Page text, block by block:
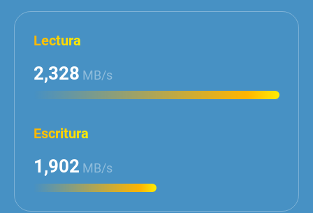
Lectura
2,328 MB/s
Escritura
1,902 MB/s